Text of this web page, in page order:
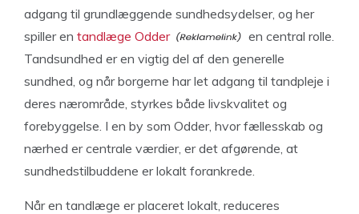
adgang til grundlæggende sundhedsydelser, og her
spiller en tandlæge Odder
en central rolle.
Tandsundhed er en vigtig del af den generelle
sundhed, og når borgerne har let adgang til tandpleje i
deres nærområde, styrkes både livskvalitet og
forebyggelse. I en by som Odder, hvor fællesskab og
nærhed er centrale værdier, er det afgørende, at
sundhedstilbuddene er lokalt forankrede.
Når en tandlæge er placeret lokalt, reduceres